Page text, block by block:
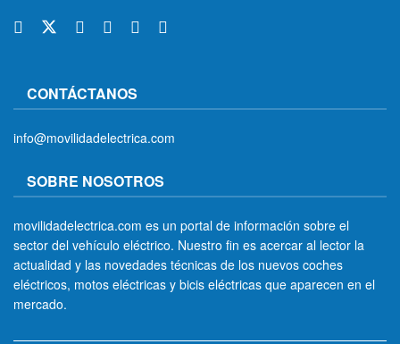
CONTÁCTANOS
info@movilidadelectrica.com
SOBRE NOSOTROS
movilidadelectrica.com es un portal de información sobre el
sector del vehículo eléctrico. Nuestro fin es acercar al lector la
actualidad y las novedades técnicas de los nuevos coches
eléctricos, motos eléctricas y bicis eléctricas que aparecen en el
mercado.